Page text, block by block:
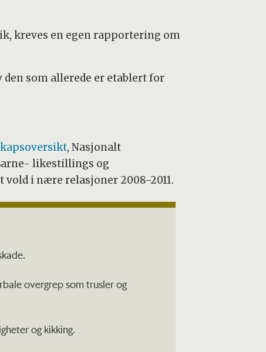
kreves en egen rapportering om
som allerede er etablert for
, Nasjonalt
likestillings og
i nære relasjoner 2008-2011.
overgrep som trusler og
og kikking.